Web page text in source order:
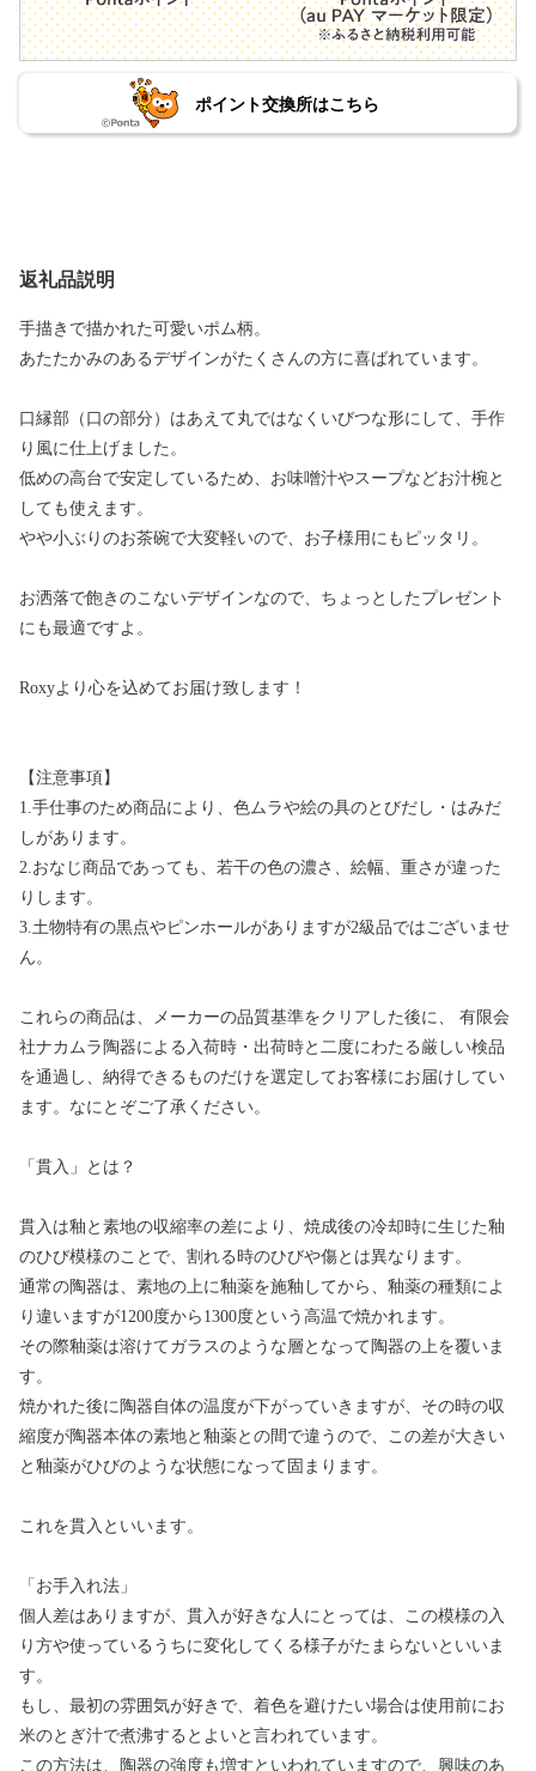
ポイント交換所はこちら
返礼品説明
手描きで描かれた可愛いポム柄。
あたたかみのあるデザインがたくさんの方に喜ばれています。
口縁部（口の部分）はあえて丸ではなくいびつな形にして、手作
り風に仕上げました。
低めの高台で安定しているため、お味噌汁やスープなどお汁椀と
しても使えます。
やや小ぶりのお茶碗で大変軽いので、お子様用にもピッタリ。
お洒落で飽きのこないデザインなので、ちょっとしたプレゼント
にも最適ですよ。
Roxyより心を込めてお届け致します！
【注意事項】
1.手仕事のため商品により、色ムラや絵の具のとびだし・はみだ
しがあります。
2.おなじ商品であっても、若干の色の濃さ、絵幅、重さが違った
りします。
3.土物特有の黒点やピンホールがありますが2級品ではございませ
ん。
これらの商品は、メーカーの品質基準をクリアした後に、 有限会
社ナカムラ陶器による入荷時・出荷時と二度にわたる厳しい検品
を通過し、納得できるものだけを選定してお客様にお届けしてい
ます。なにとぞご了承ください。
「貫入」とは？
貫入は釉と素地の収縮率の差により、焼成後の冷却時に生じた釉
のひび模様のことで、割れる時のひびや傷とは異なります。
通常の陶器は、素地の上に釉薬を施釉してから、釉薬の種類によ
り違いますが1200度から1300度という高温で焼かれます。
その際釉薬は溶けてガラスのような層となって陶器の上を覆いま
す。
焼かれた後に陶器自体の温度が下がっていきますが、その時の収
縮度が陶器本体の素地と釉薬との間で違うので、この差が大きい
と釉薬がひびのような状態になって固まります。
これを貫入といいます。
「お手入れ法」
個人差はありますが、貫入が好きな人にとっては、この模様の入
り方や使っているうちに変化してくる様子がたまらないといいま
す。
もし、最初の雰囲気が好きで、着色を避けたい場合は使用前にお
米のとぎ汁で煮沸するとよいと言われています。
この方法は、陶器の強度も増すといわれていますので、興味のあ